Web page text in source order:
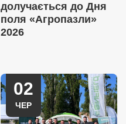
долучається до Дня
поля «Агропазли»
2026
02
ЧЕР